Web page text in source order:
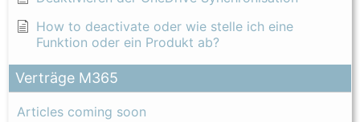
How to deactivate oder wie stelle ich eine
Funktion oder ein Produkt ab?
Verträge M365
Articles coming soon